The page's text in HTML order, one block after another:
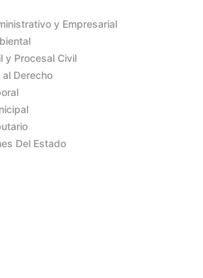
y Empresarial
y Procesal Civil
Derecho
Del Estado